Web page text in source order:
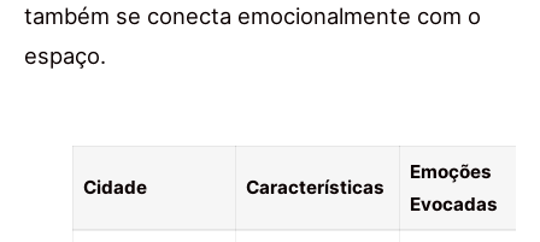
também se conecta emocionalmente com o
espaço.
Cidade Características
Emoções
Evocadas